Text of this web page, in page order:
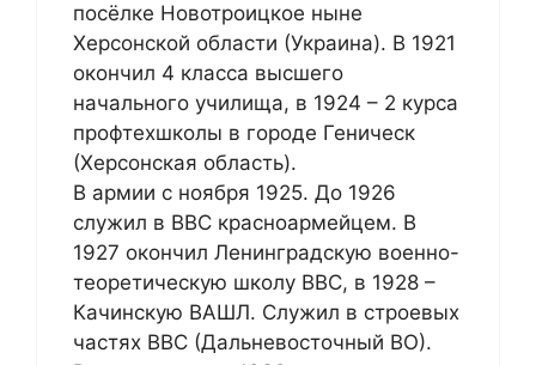
посёлке Новотроицкое ныне
Херсонской области (Украина). В 1921
окончил 4 класса высшего
начального училища, в 1924 – 2 курса
профтехшколы в городе Геническ
(Херсонская область).
В армии с ноября 1925. До 1926
служил в ВВС красноармейцем. В
1927 окончил Ленинградскую военно-
теоретическую школу ВВС, в 1928 –
Качинскую ВАШЛ. Служил в строевых
частях ВВС (Дальневосточный ВО).